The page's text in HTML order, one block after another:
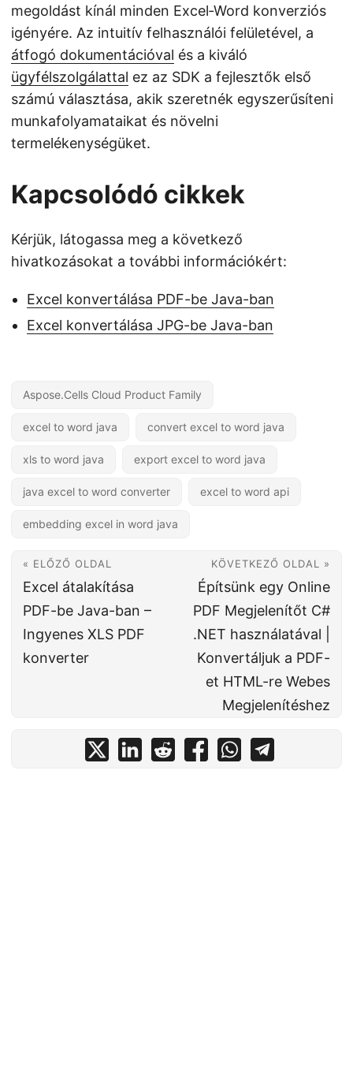
megoldást kínál minden Excel‑Word konverziós
igényére. Az intuitív felhasználói felületével, a
átfogó dokumentációval és a kiváló
ügyfélszolgálattal ez az SDK a fejlesztők első
számú választása, akik szeretnék egyszerűsíteni
munkafolyamataikat és növelni
termelékenységüket.
Kapcsolódó cikkek
Kérjük, látogassa meg a következő
hivatkozásokat a további információkért:
Excel konvertálása PDF-be Java-ban
Excel konvertálása JPG-be Java-ban
Aspose.Cells Cloud Product Family
excel to word java convert excel to word java
xls to word java export excel to word java
java excel to word converter excel to word api
embedding excel in word java
« ELŐZŐ OLDAL
Excel átalakítása
PDF-be Java-ban –
Ingyenes XLS PDF
konverter
KÖVETKEZŐ OLDAL »
Építsünk egy Online
PDF Megjelenítőt C#
.NET használatával |
Konvertáljuk a PDF-
et HTML-re Webes
Megjelenítéshez